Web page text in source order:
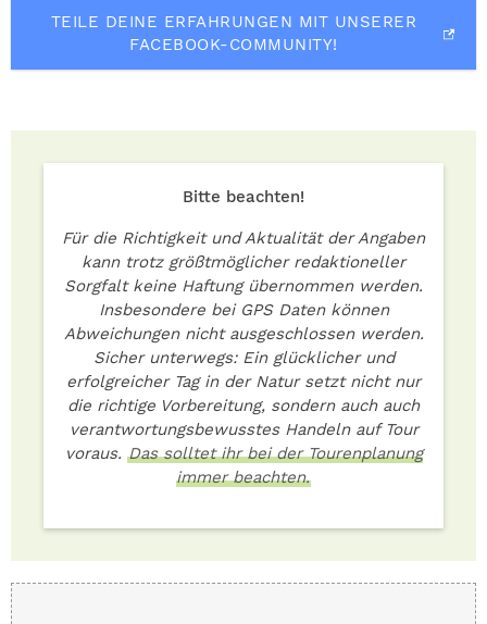
TEILE DEINE ERFAHRUNGEN MIT UNSERER
FACEBOOK-COMMUNITY!
Bitte beachten!
Für die Richtigkeit und Aktualität der Angaben
kann trotz größtmöglicher redaktioneller
Sorgfalt keine Haftung übernommen werden.
Insbesondere bei GPS Daten können
Abweichungen nicht ausgeschlossen werden.
Sicher unterwegs: Ein glücklicher und
erfolgreicher Tag in der Natur setzt nicht nur
die richtige Vorbereitung, sondern auch auch
verantwortungsbewusstes Handeln auf Tour
voraus. Das solltet ihr bei der Tourenplanung
immer beachten.